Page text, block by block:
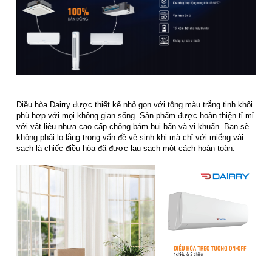
Điều hòa Dairry được thiết kế nhỏ gọn với tông màu trắng tinh khôi
phù hợp với mọi không gian sống. Sản phẩm được hoàn thiện tỉ mỉ
với vật liệu nhựa cao cấp chống bám bụi bẩn và vi khuẩn. Bạn sẽ
không phải lo lắng trong vấn đề vệ sinh khi mà chỉ với miếng vải
sạch là chiếc điều hòa đã được lau sạch một cách hoàn toàn.